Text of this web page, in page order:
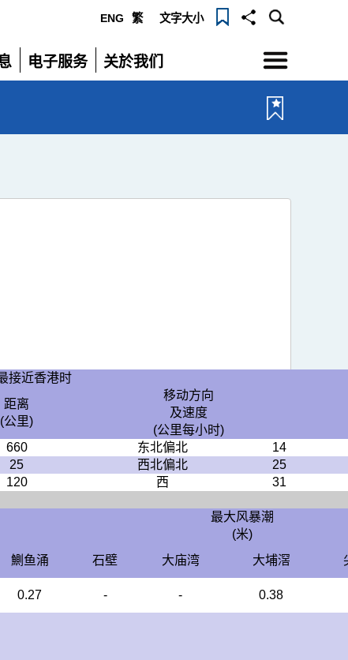
ENG 繁 文字大小
电子服务
展
关於我们
展
选
单
接近香港时
距离
(公里)
移动方向
及速度
(公里每小时)
660 东北偏北
14
25 西北偏北
25
120 西 31
最大风暴潮
(米)
鰂鱼涌 石壁 大庙湾 大埔滘
0.27 - - 0.38